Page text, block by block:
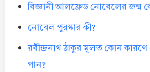
বিজ্ঞানী আলফ্রেড নোবেলের জন্ম
নোবেল পুরষ্কার কী?
রবীন্দ্রনাথ ঠাকুর মূলত কোন
পান?